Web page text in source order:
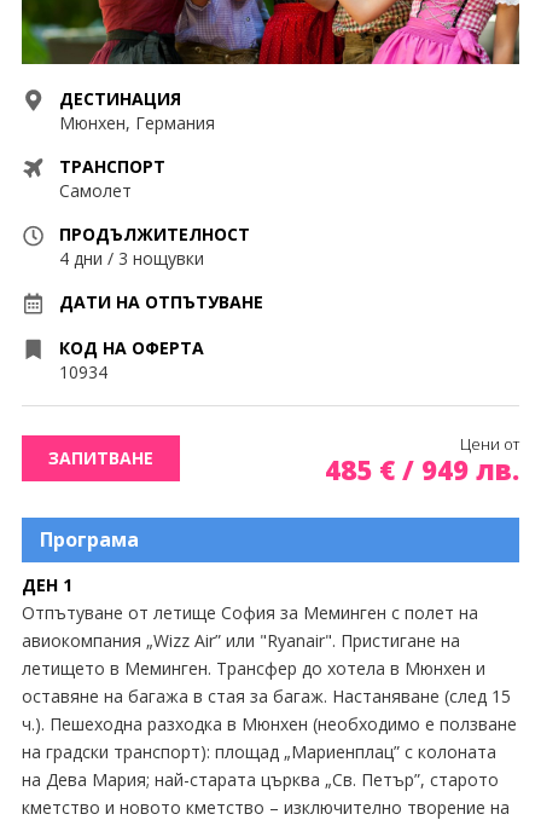
Екскурзии ОАЕ
Екскурзии Португалия
Екскурзии Румъния
Екскурзии Русия
Екскурзии Сърбия
Екскурзии Турция
Екскурзии Унгария
Екскурзии Франция
Екскурзии Хърватия
Екскурзии Швейцария
Екскурзии Швеция
0878 63 98 89
ДЕСТИНАЦИЯ
Мюнхен, Германия
ТРАНСПОРТ
Самолет
ПРОДЪЛЖИТЕЛНОСТ
4 дни / 3 нощувки
ДАТИ НА ОТПЪТУВАНЕ
КОД НА ОФЕРТА
10934
ЗАПИТВАНЕ
Цени от
485 € / 949 лв.
Програма
ДЕН 1
Отпътуване от летище София за Меминген с полет на
авиокомпания „Wizz Air” или "Ryanair". Пристигане на
летището в Меминген. Трансфер до хотела в Мюнхен и
оставяне на багажа в стая за багаж. Настаняване (след 15
ч.). Пешеходна разходка в Мюнхен (необходимо е ползване
на градски транспорт): площад „Мариенплац” с колоната
на Дева Мария; най-старата църква „Св. Петър”, старото
кметство и новото кметство – изключително творение на